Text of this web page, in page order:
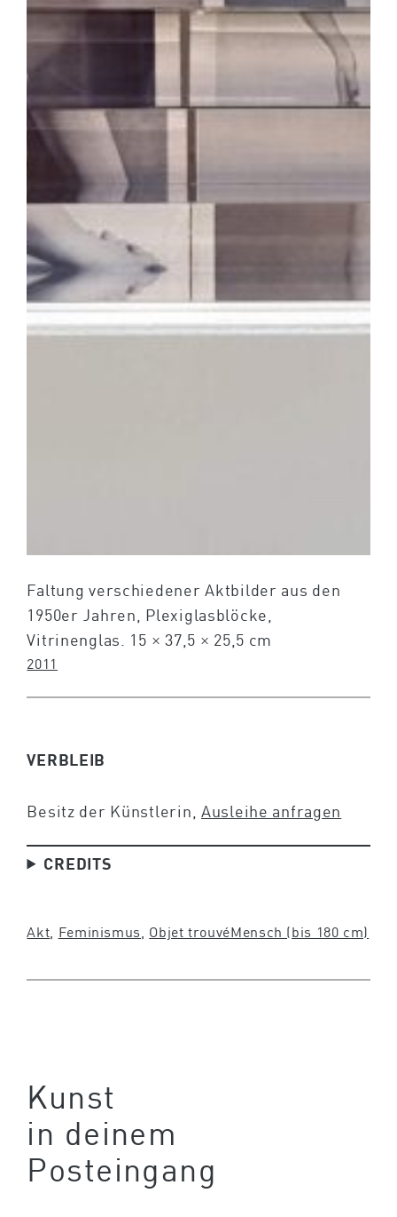
Faltung verschiedener Aktbilder aus den
1950er Jahren, Plexiglasblöcke,
Vitrinenglas. 15 × 37,5 × 25,5 cm
2011
VERBLEIB
Besitz der Künstlerin, Ausleihe anfragen
CREDITS
Akt Feminismus Objet trouvéMensch (bis 180 cm)
Kunst
in deinem
Posteingang